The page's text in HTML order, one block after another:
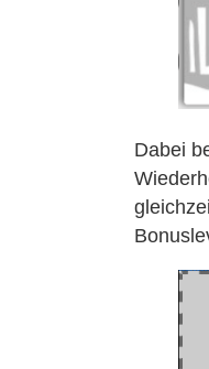
Dabei